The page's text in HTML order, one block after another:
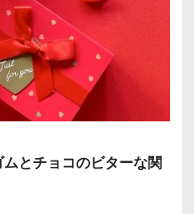
とチョコのビターな関